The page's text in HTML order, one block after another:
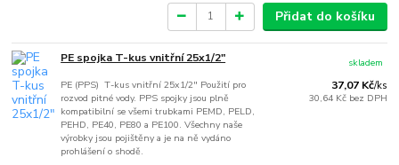
Přidat do košíku
PE spojka T-kus vnitřní 25x1/2"
PE (PPS) T-kus vnitřní 25x1/2" Použití pro
rozvod pitné vody. PPS spojky jsou plně
kompatibilní se všemi trubkami PEMD, PELD,
PEHD, PE40, PE80 a PE100. Všechny naše
výrobky jsou pojištěny a je na ně vydáno
prohlášení o shodě.
37,07 Kč/ks
30,64 Kč bez DPH
skladem